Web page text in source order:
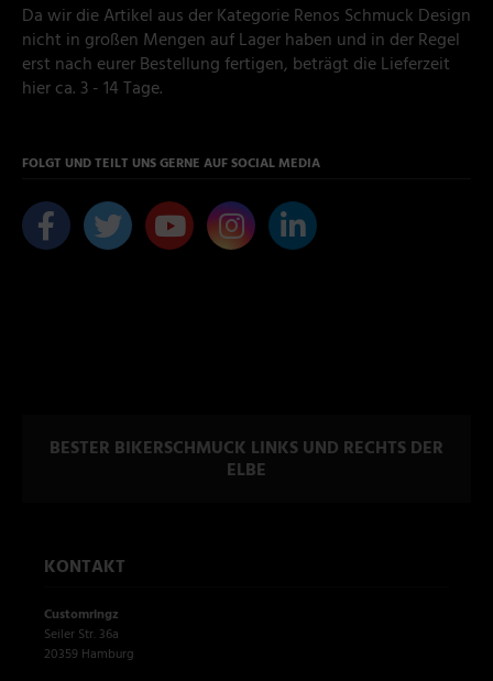
Da wir die Artikel aus der Kategorie Renos Schmuck Design
nicht in großen Mengen auf Lager haben und in der Regel
erst nach eurer Bestellung fertigen, beträgt die Lieferzeit
hier ca. 3 - 14 Tage.
FOLGT UND TEILT UNS GERNE AUF SOCIAL MEDIA
BESTER BIKERSCHMUCK LINKS UND RECHTS DER
ELBE
KONTAKT
Customringz
Seiler Str. 36a
20359 Hamburg